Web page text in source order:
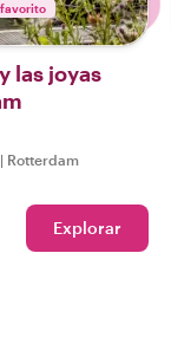
favorito
las joyas
| Rotterdam
Explorar